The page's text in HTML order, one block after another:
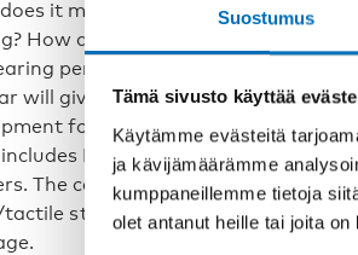
Suostumus
Tämä sivusto käyttää
Käytämme evästeitä
ja kävijämäärämme
kumppaneillemme tietoja
olet antanut heille tai joita
it mean to communicate with
How do we transform our own
perspective so that they
will give insights and practical tips
for people with congenital
Martin, a young man with
The case study illustrates how
strategies together with him,